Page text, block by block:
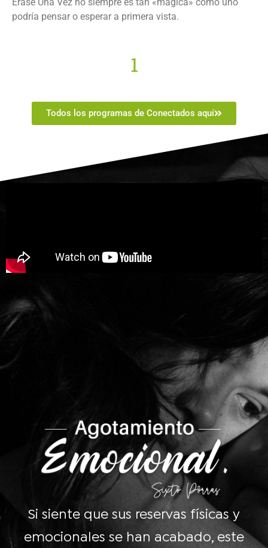
podría pensar o esperar a primera vista.
1
Todos los programas de Conectados aquí
Si siente que sus reservas físicas y
emocionales se han acabado, este